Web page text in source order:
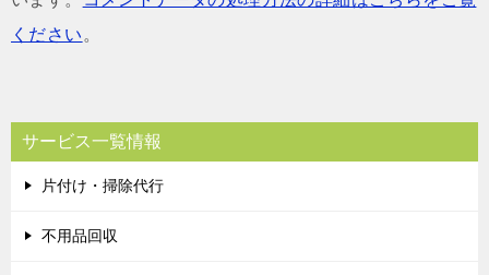
ください 。
サービス一覧情報
片付け・掃除代行
不用品回収